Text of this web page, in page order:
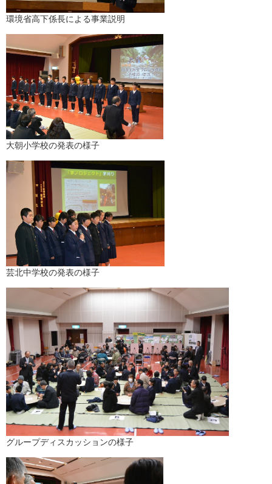
環境省高下係長による事業説明
大朝小学校の発表の様子
芸北中学校の発表の様子
グループディスカッションの様子